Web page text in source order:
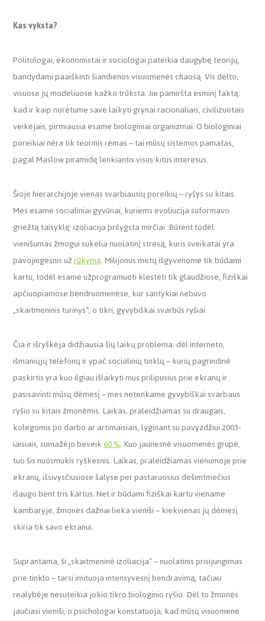
Kas vyksta?
Politologai, ekonomistai ir sociologai pateikia daugybę teorijų,
bandydami paaiškinti šiandienos visuomenės chaosą. Vis dėlto,
visuose jų modeliuose kažko trūksta. Jie pamiršta esminį faktą:
kad ir kaip norėtume save laikyti grynai racionaliais, civilizuotais
veikėjais, pirmiausia esame biologiniai organizmai. O biologiniai
poreikiai nėra tik teorinis rėmas – tai mūsų sistemos pamatas,
pagal Maslow piramidę lenkiantis visus kitus interesus.
Šioje hierarchijoje vienas svarbiausių poreikių – ryšys su kitais.
Mes esame socialiniai gyvūnai, kuriems evoliucija suformavo
griežtą taisyklę: izoliacija prilygsta mirčiai. Būtent todėl
vienišumas žmogui sukelia nuolatinį stresą, kuris sveikatai yra
pavojingesnis užrūkymą. Milijonus metų išgyvenome tik būdami
kartu, todėl esame užprogramuoti klestėti tik glaudžiose, fiziškai
apčiuopiamose bendruomenėse, kur santykiai nebuvo
„skaitmeninis turinys“, o tikri, gyvybiškai svarbūs ryšiai.
Čia ir išryškėja didžiausia šių laikų problema: dėl interneto,
išmaniųjų telefonų ir ypač socialinių tinklų – kurių pagrindinė
paskirtis yra kuo ilgiau išlaikyti mus prilipusius prie ekranų ir
pasisavinti mūsų dėmesį – mes netenkame gyvybiškai svarbaus
ryšio su kitais žmonėmis. Laikas, praleidžiamas su draugais,
kolegomis po darbo ar artimaisiais, lyginant su pavyzdžiui 2003-
iaisiais, sumažėjo beveik60 %. Kuo jaunesnė visuomenės grupė,
tuo šis nuosmukis ryškesnis. Laikas, praleidžiamas vienumoje prie
ekranų, išsivysčiusiose šalyse per pastaruosius dešimtmečius
išaugo bent tris kartus. Net ir būdami fiziškai kartu viename
kambaryje, žmonės dažnai lieka vieniši – kiekvienas jų dėmesį
skiria tik savo ekranui.
Suprantama, ši „skaitmeninė izoliacija“ – nuolatinis prisijungimas
prie tinklo – tarsi imituoja intensyvesnį bendravimą, tačiau
realybėje nesuteikia jokio tikro biologinio ryšio. Dėl to žmonės
jaučiasi vieniši, o psichologai konstatuoja, kad mūsų visuomenė